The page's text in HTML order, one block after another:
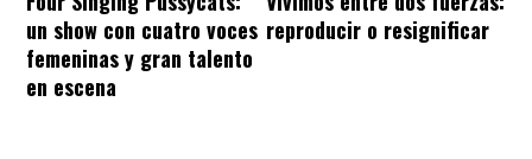
un show con cuatro voces
femeninas y gran talento
en escena
reproducir o resignificar